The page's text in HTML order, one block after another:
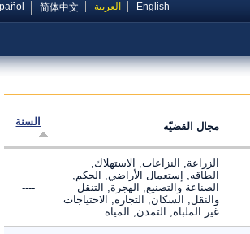
English العربية 简体中文
Español
مجال القضيّه السنة
الزراعة, النزاعات, الاستهلاك,
الطاقه, إستعمال الأراضي, الحكم,
الصناعة والتصنيع, الهجرة, التنقل
والنقل, السكان, التجاره, الاحتياجات
غير الملباه, التمدن, المياه
----